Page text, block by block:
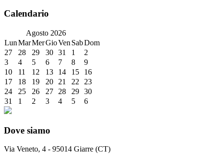
Calendario
Agosto 2026
LunMarMerGioVen SabDom
27
28 29 30 31 1
2
3
4 5 6 7 8
9
10
11 12 13 14 15
16
17
18 19 20 21 22
23
24
25 26 27 28 29 30
31
1 2 3 4 5 6
Dove siamo
Via Veneto, 4 - 95014 Giarre (CT)